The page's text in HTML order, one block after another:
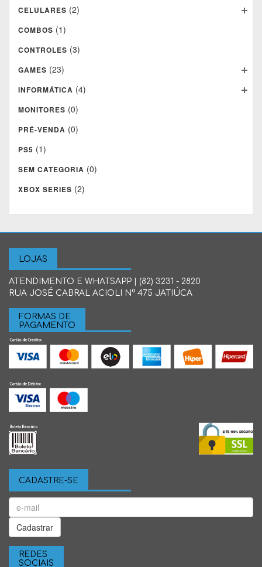
CELULARES (2)
COMBOS (1)
CONTROLES (3)
GAMES (23)
INFORMÁTICA (4)
MONITORES (0)
PRÉ-VENDA (0)
PS5 (1)
SEM CATEGORIA (0)
XBOX SERIES (2)
LOJAS
ATENDIMENTO E WHATSAPP | (82) 3231 - 2820
RUA JOSÉ CABRAL ACIOLI N° 475 JATIÚCA
FORMAS DE
PAGAMENTO
CADASTRE-SE
Cadastrar
REDES
SOCIAIS